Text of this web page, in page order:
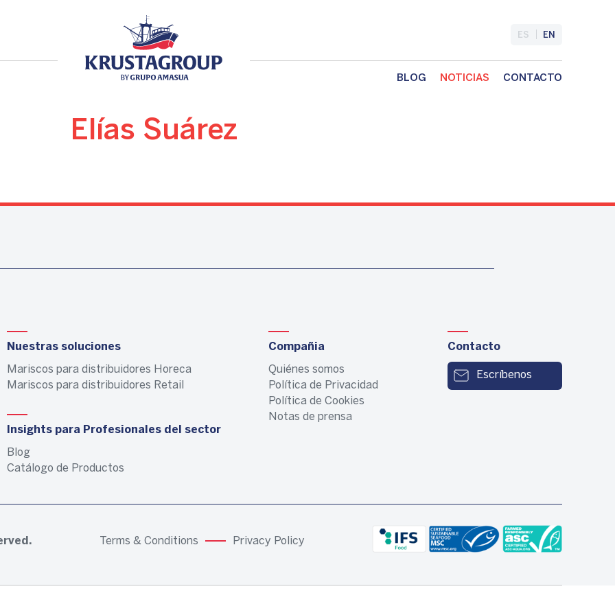
BLOG NOTICIAS CONTACTO
ES EN
Elías Suárez
Nuestras soluciones
Mariscos para distribuidores Horeca
Mariscos para distribuidores Retail
Insights para Profesionales del sector
Blog
Catálogo de Productos
Compañia
Quiénes somos
Política de Privacidad
Política de Cookies
Notas de prensa
Contacto
Escríbenos
Terms & Conditions Privacy Policy